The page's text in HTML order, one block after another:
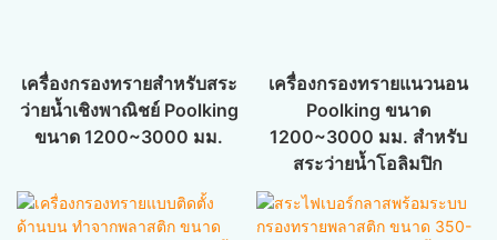
เครื่องกรองทรายสำหรับสระ
ว่ายน้ำเชิงพาณิชย์ Poolking
ขนาด 1200~3000 มม.
เครื่องกรองทรายแนวนอน
Poolking ขนาด
1200~3000 มม. สำหรับ
สระว่ายน้ำโอลิมปิก